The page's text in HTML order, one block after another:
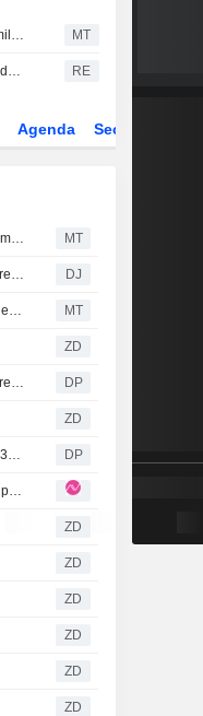
Siemens invertirá más de 200 millones de USD en plantas en Estados Unidos para equipos de centros de datos de IA MT
Siemens amplía su producción de equipos eléctricos para centros de datos en Estados Unidos RE
Agenda Sector
BofA eleva el precio objetivo de Siemens tras batir previsiones en el tercer trimestre y mejorar sus perspectivas para 2026 MT
Bank of America mejora el precio de Siemens, reitera 'comprar' y eleva sus previsiones DJ
Berenberg mantiene su recomendación de mantener para Siemens Healthineers tras unos resultados del tercer trimestre fiscal desiguales MT
ZD
UBS eleva el precio objetivo de Siemens hasta los 330 euros y mantiene su recomendación de compra DP
ZD
JPMorgan mantiene a Siemens en sobreponderar con un precio objetivo de 345 EUR DP
Siemens: el mercado ya descuenta la mejora en los pedidos y la revisión de previsiones no basta para sostener las valoraciones actuales
ZD
ZD
ZD
ZD
ZD
ZD